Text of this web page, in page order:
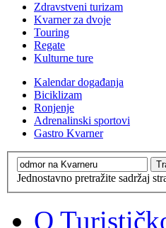
Zdravstveni turizam
Kvarner za dvoje
Touring
Regate
Kulturne ture
Kalendar događanja
Biciklizam
Ronjenje
Adrenalinski sportovi
Gastro Kvarner
Jednostavno pretražite sadržaj
O